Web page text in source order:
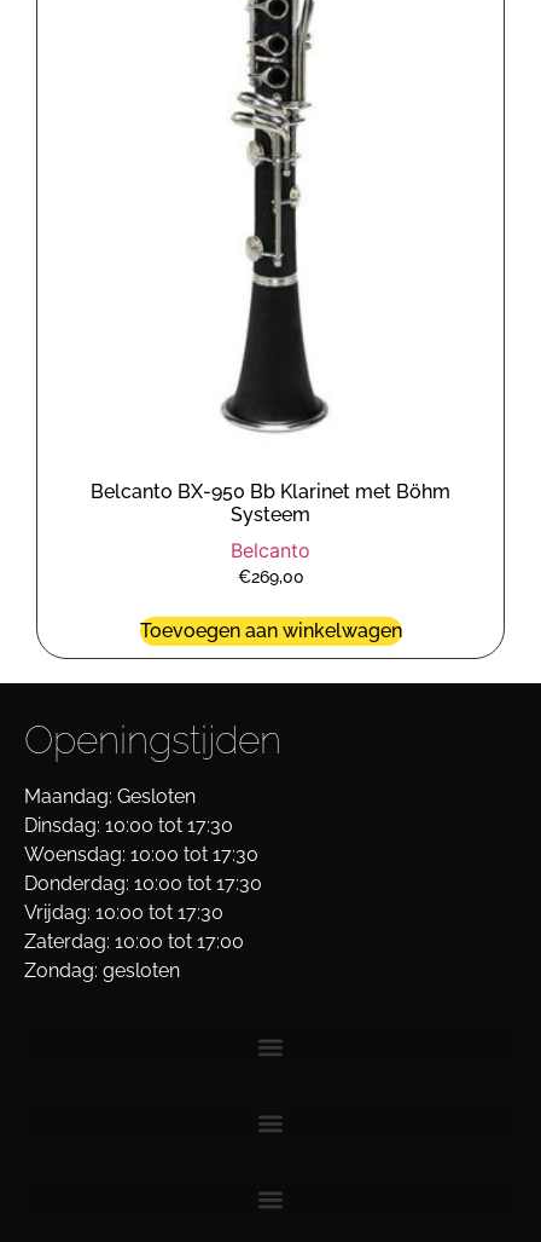
Belcanto BX-950 Bb Klarinet met Böhm
Systeem
Belcanto
€269,00
Toevoegen aan winkelwagen
Openingstijden
Maandag: Gesloten
Dinsdag: 10:00 tot 17:30
Woensdag: 10:00 tot 17:30
Donderdag: 10:00 tot 17:30
Vrijdag: 10:00 tot 17:30
Zaterdag: 10:00 tot 17:00
Zondag: gesloten